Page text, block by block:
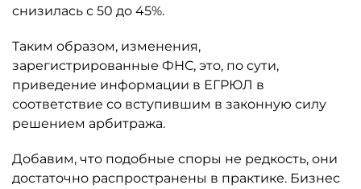
снизилась с 50 до 45%.
Таким образом, изменения,
зарегистрированные ФНС, это, по сути,
приведение информации в ЕГРЮЛ в
соответствие со вступившим в законную силу
решением арбитража.
Добавим, что подобные споры не редкость, они
достаточно распространены в практике. Бизнес